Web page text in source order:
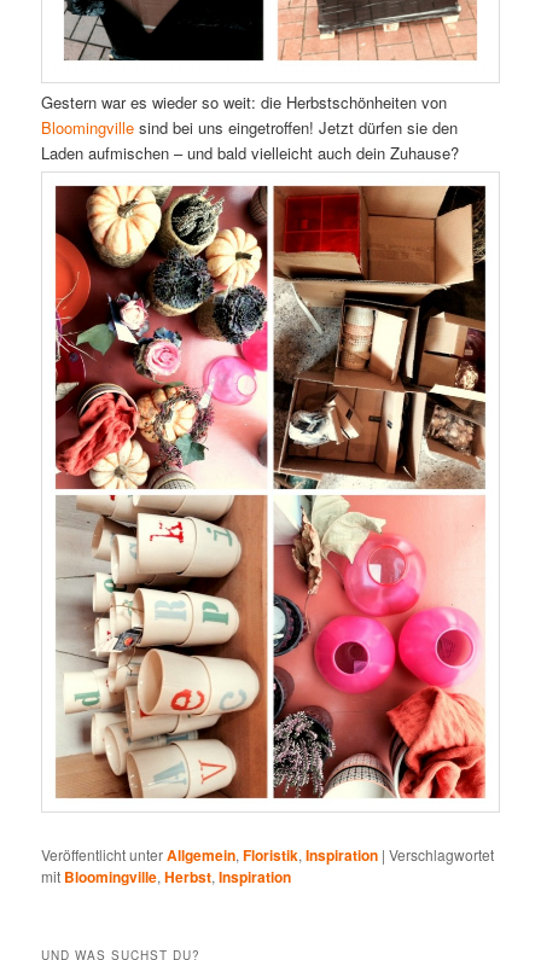
Gestern war es wieder so weit: die Herbstschönheiten von
Bloomingville sind bei uns eingetroffen! Jetzt dürfen sie den
Laden aufmischen – und bald vielleicht auch dein Zuhause?
Veröffentlicht unterAllgemein,Floristik,Inspiration |Verschlagwortet
mit Bloomingville,Herbst,Inspiration
UND WAS SUCHST DU?